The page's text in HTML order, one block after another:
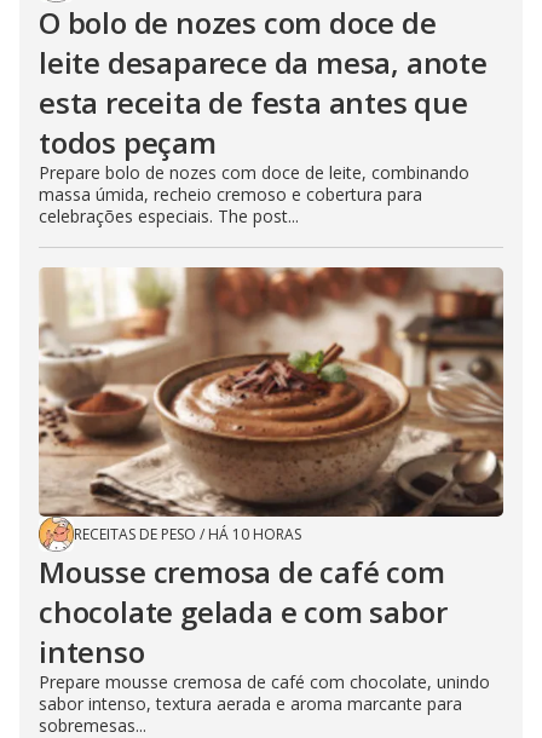
O bolo de nozes com doce de
leite desaparece da mesa, anote
esta receita de festa antes que
todos peçam
Prepare bolo de nozes com doce de leite, combinando
massa úmida, recheio cremoso e cobertura para
celebrações especiais. The post...
RECEITAS DE PESO / HÁ 10 HORAS
Mousse cremosa de café com
chocolate gelada e com sabor
intenso
Prepare mousse cremosa de café com chocolate, unindo
sabor intenso, textura aerada e aroma marcante para
sobremesas...